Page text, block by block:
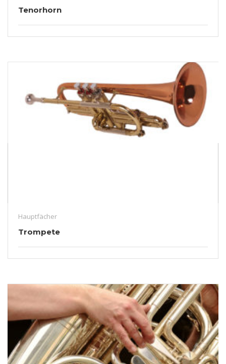
Tenorhorn
Hauptfächer
Trompete